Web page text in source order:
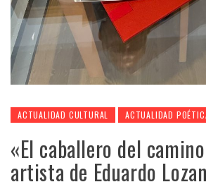
ACTUALIDAD CULTURAL ACTUALIDAD
«El caballero del
artista de Eduardo